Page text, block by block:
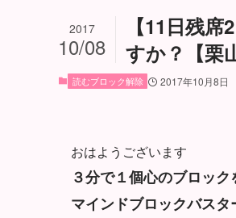
【11日残
すか？【栗
2017
10/08
読むブロック解除 2017年10月8日
おはようございます
３分で１個心のブロック
マインドブロックバスタ